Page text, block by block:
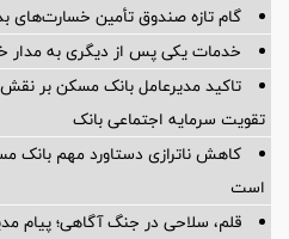
گام تازه صندوق تأمین خسارت‌های
خدمات یکی پس از دیگری به مدار
تاکید مدیرعامل بانک مسکن بر نقش
تقویت سرمایه اجتماعی بانک
کاهش ناترازی دستاورد مهم بانک
است
قلم، سلاحی در جنگ آگاهی؛ پیام